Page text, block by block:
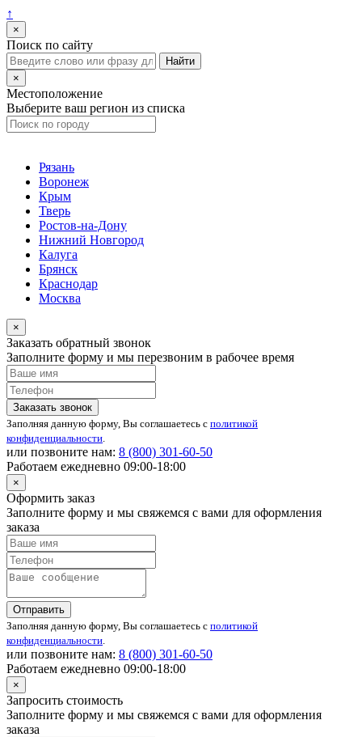
↑
×
Поиск по сайту
×
Местоположение
Выберите ваш регион из списка
Рязань
Воронеж
Крым
Тверь
Ростов-на-Дону
Нижний Новгород
Калуга
Брянск
Краснодар
Москва
×
Заказать обратный звонок
Заполните форму и мы перезвоним в рабочее время
Заказать звонок
Заполняя данную форму, Вы соглашаетесь с политикой
конфиденциальности.
или позвоните нам: 8 (800) 301-60-50
Работаем ежедневно 09:00-18:00
×
Оформить заказ
Заполните форму и мы свяжемся с вами для оформления
заказа
Отправить
Заполняя данную форму, Вы соглашаетесь с политикой
конфиденциальности.
или позвоните нам: 8 (800) 301-60-50
Работаем ежедневно 09:00-18:00
×
Запросить стоимость
Заполните форму и мы свяжемся с вами для оформления
заказа